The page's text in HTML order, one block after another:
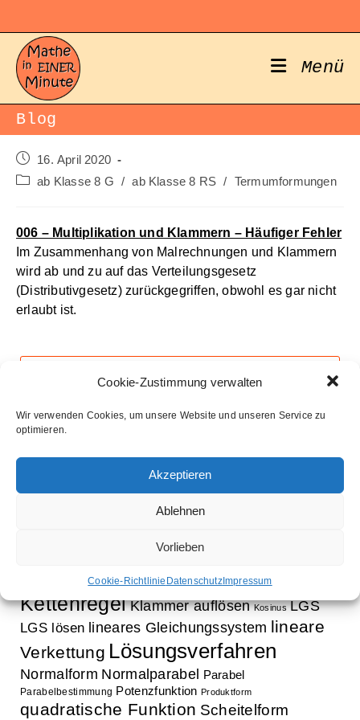
Cookie-Zustimmung verwalten
Wir verwenden Cookies, um unsere Website und unseren Service zu
optimieren.
Akzeptieren
Ablehnen
Vorlieben
Cookie-Richtlinie DatenschutzImpressum
springen
Menü
Blog
Beitrag
veröffentlicht:
16. April 2020
Beitrags-
ab Klasse 8 G / ab Klasse 8 RS / Termumformungen
006 – Multiplikation und Klammern – Häufiger Fehler
Im Zusammenhang von Malrechnungen und Klammern
wird ab und zu auf das Verteilungsgesetz
(Distributivgesetz) zurückgegriffen, obwohl es gar nicht
erlaubt ist.
Schlagwörter
Aufleitung Ausklammern
binomische Formeln Bruchrechnung
Funktion
Gleichungssystem innere Funktion
Kettenregel Klammer auflösen Kosinus LGS
LGS lösen lineares Gleichungssystem lineare
Verkettung Lösungsverfahren
Normalform Normalparabel Parabel
Parabelbestimmung Potenzfunktion Produktform
quadratische Funktion Scheitelform